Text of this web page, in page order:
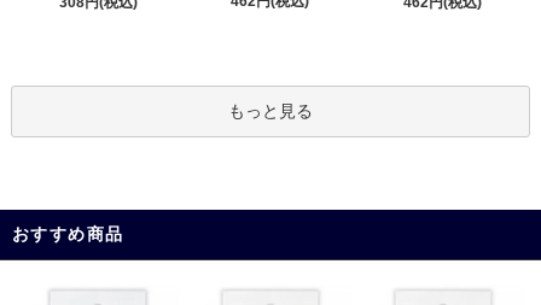
もっと見る
おすすめ商品